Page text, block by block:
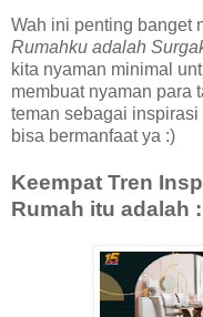
Wah ini penting banget
Rumahku adalah
kita nyaman minimal
membuat nyaman para
teman sebagai
bisa bermanfaat ya :)
Keempat Tren
Rumah itu adalah :